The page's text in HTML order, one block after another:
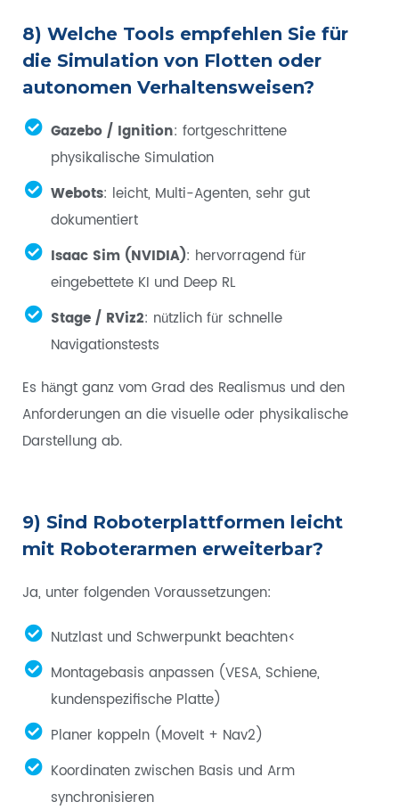
8) Welche Tools empfehlen Sie für
die Simulation von Flotten oder
autonomen Verhaltensweisen?
Gazebo / Ignition: fortgeschrittene
physikalische Simulation
Webots: leicht, Multi-Agenten, sehr gut
dokumentiert
Isaac Sim (NVIDIA): hervorragend für
eingebettete KI und Deep RL
Stage / RViz2: nützlich für schnelle
Navigationstests
Es hängt ganz vom Grad des Realismus und den
Anforderungen an die visuelle oder physikalische
Darstellung ab.
9) Sind Roboterplattformen leicht
mit Roboterarmen erweiterbar?
Ja, unter folgenden Voraussetzungen:
Nutzlast und Schwerpunkt beachten<
Montagebasis anpassen (VESA, Schiene,
kundenspezifische Platte)
Planer koppeln (MoveIt + Nav2)
Koordinaten zwischen Basis und Arm
synchronisieren